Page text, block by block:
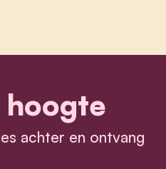
achter en ontvang